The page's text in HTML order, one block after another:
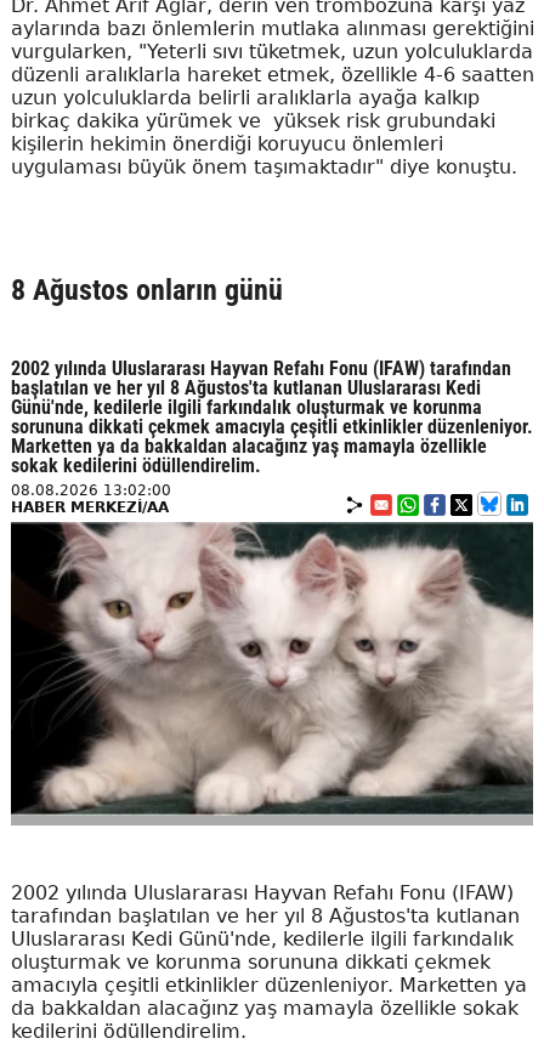
Dr. Ahmet Arif Ağlar, derin ven trombozuna karşı yaz
aylarında bazı önlemlerin mutlaka alınması gerektiğini
vurgularken, "Yeterli sıvı tüketmek, uzun yolculuklarda
düzenli aralıklarla hareket etmek, özellikle 4-6 saatten
uzun yolculuklarda belirli aralıklarla ayağa kalkıp
birkaç dakika yürümek ve yüksek risk grubundaki
kişilerin hekimin önerdiği koruyucu önlemleri
uygulaması büyük önem taşımaktadır" diye konuştu.
8 Ağustos onların günü
2002 yılında Uluslararası Hayvan Refahı Fonu (IFAW) tarafından
başlatılan ve her yıl 8 Ağustos'ta kutlanan Uluslararası Kedi
Günü'nde, kedilerle ilgili farkındalık oluşturmak ve korunma
sorununa dikkati çekmek amacıyla çeşitli etkinlikler düzenleniyor.
Marketten ya da bakkaldan alacağınz yaş mamayla özellikle
sokak kedilerini ödüllendirelim.
08.08.2026 13:02:00
HABER MERKEZİ/AA
2002 yılında Uluslararası Hayvan Refahı Fonu (IFAW)
tarafından başlatılan ve her yıl 8 Ağustos'ta kutlanan
Uluslararası Kedi Günü'nde, kedilerle ilgili farkındalık
oluşturmak ve korunma sorununa dikkati çekmek
amacıyla çeşitli etkinlikler düzenleniyor. Marketten ya
da bakkaldan alacağınz yaş mamayla özellikle sokak
kedilerini ödüllendirelim.